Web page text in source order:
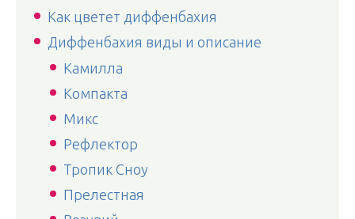
Как цветет диффенбахия
Диффенбахия виды и описание
Камилла
Компакта
Микс
Рефлектор
Тропик Сноу
Прелестная